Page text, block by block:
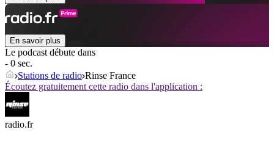
En savoir plus
Le podcast débute dans
- 0 sec.
Stations de radio Rinse France
Écoutez gratuitement cette radio dans l'application :
radio.fr